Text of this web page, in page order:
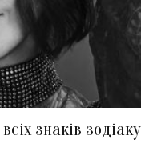
знаків зодіаку